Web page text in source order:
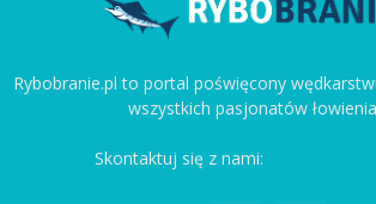
Rybobranie.pl to portal poświęcony
wszystkich pasjonatów
Skontaktuj się z nami: